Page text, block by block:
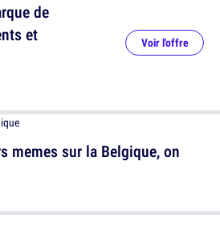
memes sur la Belgique, on
de
et
Voir l'offre